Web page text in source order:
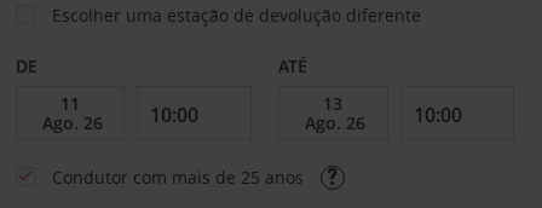
Escolher uma estação de devolução diferente
DE ATÉ
Condutor com mais de 25 anos